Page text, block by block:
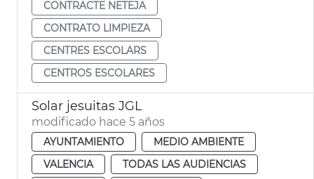
CONTRACTE NETEJA
CONTRATO LIMPIEZA
CENTRES ESCOLARS
CENTROS ESCOLARES
Solar jesuitas JGL
modificado hace 5 años
AYUNTAMIENTO
MEDIO AMBIENTE
VALENCIA
TODAS LAS AUDIENCIAS